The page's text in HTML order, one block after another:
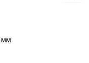
мм